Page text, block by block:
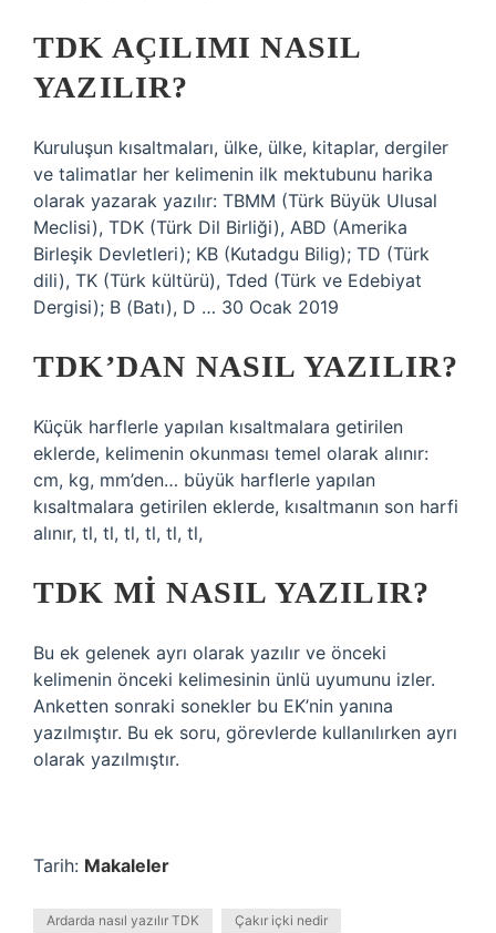
TDK AÇILIMI NASIL
YAZILIR?
Kuruluşun kısaltmaları, ülke, ülke, kitaplar, dergiler
ve talimatlar her kelimenin ilk mektubunu harika
olarak yazarak yazılır: TBMM (Türk Büyük Ulusal
Meclisi), TDK (Türk Dil Birliği), ABD (Amerika
Birleşik Devletleri); KB (Kutadgu Bilig); TD (Türk
dili), TK (Türk kültürü), Tded (Türk ve Edebiyat
Dergisi); B (Batı), D … 30 Ocak 2019
TDK’DAN NASIL YAZILIR?
Küçük harflerle yapılan kısaltmalara getirilen
eklerde, kelimenin okunması temel olarak alınır:
cm, kg, mm’den… büyük harflerle yapılan
kısaltmalara getirilen eklerde, kısaltmanın son harfi
alınır, tl, tl, tl, tl, tl, tl,
TDK MI NASIL YAZILIR?
Bu ek gelenek ayrı olarak yazılır ve önceki
kelimenin önceki kelimesinin ünlü uyumunu izler.
Anketten sonraki sonekler bu EK’nin yanına
yazılmıştır. Bu ek soru, görevlerde kullanılırken ayrı
olarak yazılmıştır.
Tarih: Makaleler
Ardarda nasıl yazılır TDK Çakır içki nedir